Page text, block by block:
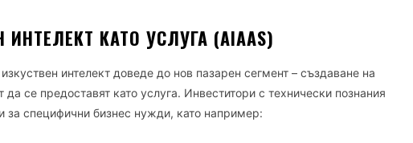
КАТО УСЛУГА (AIAAS)
интелект доведе до нов пазарен сегмент – създаване на
се предоставят като услуга. Инвеститори с технически познания
за специфични бизнес нужди, като например: